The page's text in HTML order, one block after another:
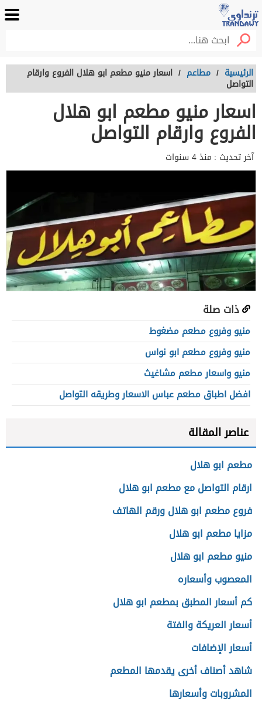
الرئيسية / مطاعم / اسعار منيو مطعم ابو هلال الفروع وارقام
التواصل
اسعار منيو مطعم ابو هلال
الفروع وارقام التواصل
آخر تحديث : منذ 4 سنوات
ذات صلة
منيو وفروع مطعم مضغوط
منيو وفروع مطعم ابو نواس
منيو واسعار مطعم مشاغيث
افضل اطباق مطعم عباس الاسعار وطريقه التواصل
عناصر المقالة
مطعم ابو هلال
ارقام التواصل مع مطعم ابو هلال
فروع مطعم ابو هلال ورقم الهاتف
مزايا مطعم ابو هلال
منيو مطعم ابو هلال
المعصوب وأسعاره
كم أسعار المطبق بمطعم ابو هلال
أسعار العريكة والفتة
أسعار الإضافات
شاهد أصناف أخرى يقدمها المطعم
المشروبات وأسعارها